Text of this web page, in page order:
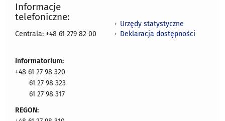
Informacje
telefoniczne:
Centrala: +48 61 279 82 00
Informatorium:
+48 61 27 98 320
61 27 98 323
61 27 98 317
REGON:
Urzędy statystyczne
Deklaracja dostępności